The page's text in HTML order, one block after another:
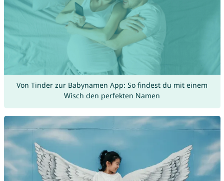
Von Tinder zur Babynamen App: So findest du mit einem
Wisch den perfekten Namen